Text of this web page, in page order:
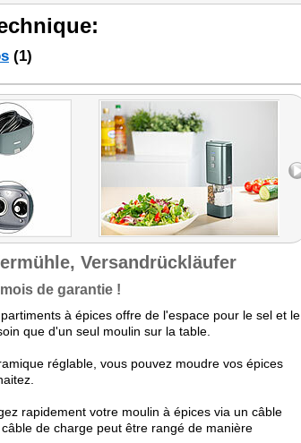
(1)
Versandrückläufer
de garantie !
à épices offre de l'espace pour le sel et le
que d'un seul moulin sur la table.
réglable, vous pouvez moudre vos épices
rapidement votre moulin à épices via un câble
de charge peut être rangé de manière